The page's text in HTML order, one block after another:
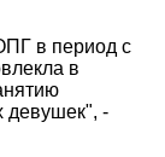
в период с
в
девушек", -